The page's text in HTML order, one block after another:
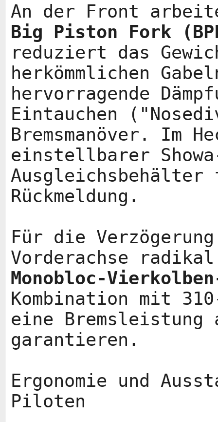
An der Front
Big Piston Fork
reduziert das
herkömmlichen
hervorragende
Eintauchen
Bremsmanöver. Im
einstellbarer
Rückmeldung.
Für die
Vorderachse
Monobloc-
Kombination mit
eine
garantieren.
Ergonomie und
Piloten